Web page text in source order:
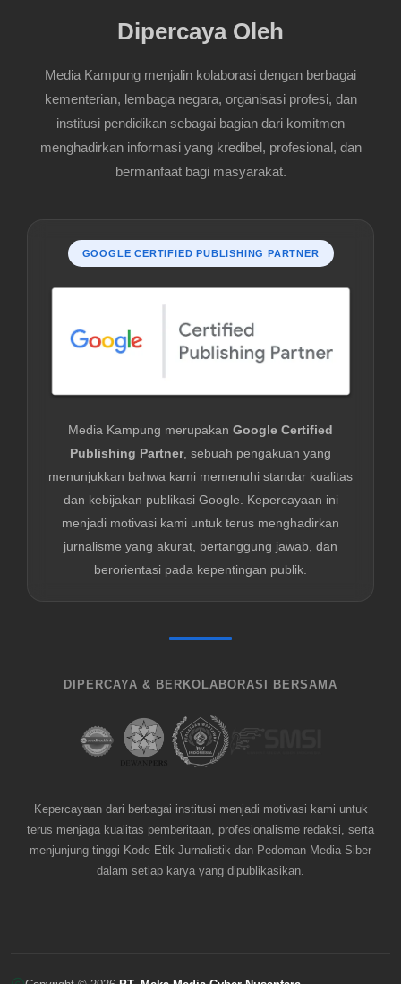
Dipercaya Oleh
Media Kampung menjalin kolaborasi dengan berbagai
kementerian, lembaga negara, organisasi profesi, dan
institusi pendidikan sebagai bagian dari komitmen
menghadirkan informasi yang kredibel, profesional, dan
bermanfaat bagi masyarakat.
GOOGLE CERTIFIED PUBLISHING PARTNER
Media Kampung merupakan Google Certified
Publishing Partner, sebuah pengakuan yang
menunjukkan bahwa kami memenuhi standar kualitas
dan kebijakan publikasi Google. Kepercayaan ini
menjadi motivasi kami untuk terus menghadirkan
jurnalisme yang akurat, bertanggung jawab, dan
berorientasi pada kepentingan publik.
DIPERCAYA & BERKOLABORASI BERSAMA
Kepercayaan dari berbagai institusi menjadi motivasi kami untuk
terus menjaga kualitas pemberitaan, profesionalisme redaksi, serta
menjunjung tinggi Kode Etik Jurnalistik dan Pedoman Media Siber
dalam setiap karya yang dipublikasikan.